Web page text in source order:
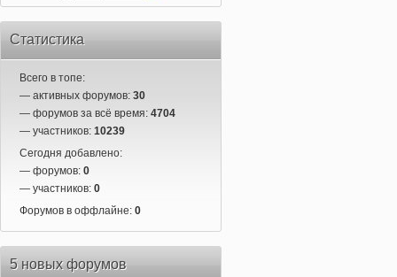
Статистика
Всего в топе:
— активных форумов: 30
— форумов за всё время: 4704
— участников: 10239
Сегодня добавлено:
— форумов: 0
— участников: 0
Форумов в оффлайне: 0
5 новых форумов